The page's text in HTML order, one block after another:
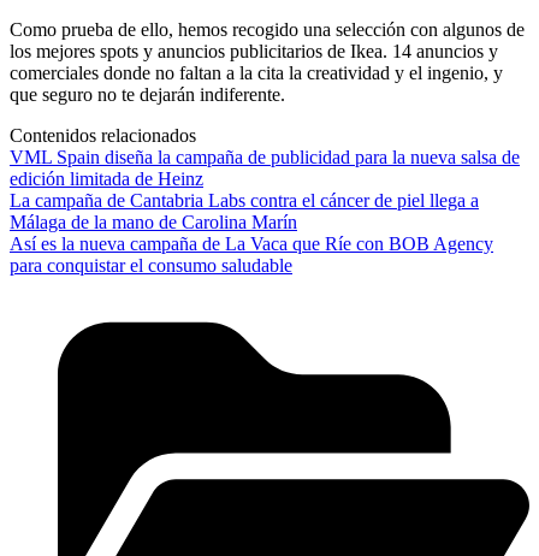
Como prueba de ello, hemos recogido una selección con algunos de
los mejores spots y anuncios publicitarios de Ikea. 14 anuncios y
comerciales donde no faltan a la cita la creatividad y el ingenio, y
que seguro no te dejarán indiferente.
Contenidos relacionados
VML Spain diseña la campaña de publicidad para la nueva salsa de
edición limitada de Heinz
La campaña de Cantabria Labs contra el cáncer de piel llega a
Málaga de la mano de Carolina Marín
Así es la nueva campaña de La Vaca que Ríe con BOB Agency
para conquistar el consumo saludable